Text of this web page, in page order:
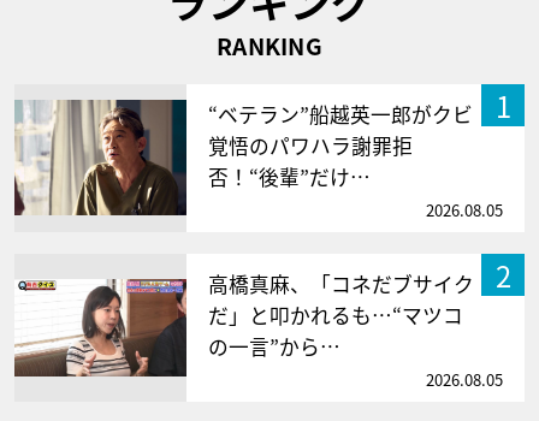
RANKING
1
“ベテラン”船越英一郎がクビ
覚悟のパワハラ謝罪拒
否！“後輩”だけ…
2026.08.05
2
高橋真麻、「コネだブサイク
だ」と叩かれるも…“マツコ
の一言”から…
2026.08.05